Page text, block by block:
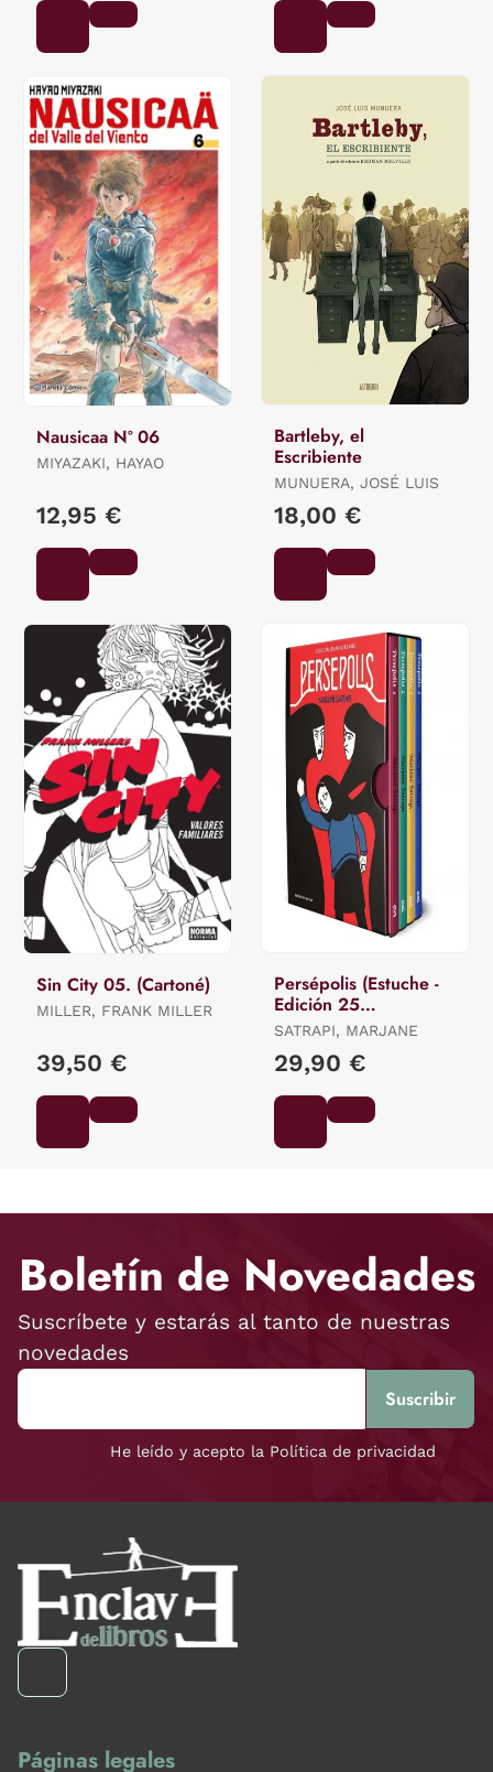
Nausicaa Nº 06
MIYAZAKI, HAYAO
12,95 €
Bartleby, el
Escribiente
MUNUERA, JOSÉ LUIS
18,00 €
Sin City 05. (Cartoné)
MILLER, FRANK MILLER
39,50 €
Persépolis (Estuche -
Edición 25
Aniversario)
SATRAPI, MARJANE
29,90 €
Boletín de Novedades
Suscríbete y estarás al tanto de nuestras
novedades
He leído y acepto la Política de privacidad
Páginas legales